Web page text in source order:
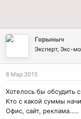
Горыныч
Эксперт, Экс-
8 Мар 2015
Хотелось бы обсудить
Кто с какой суммы
Офис, сайт, реклама.....